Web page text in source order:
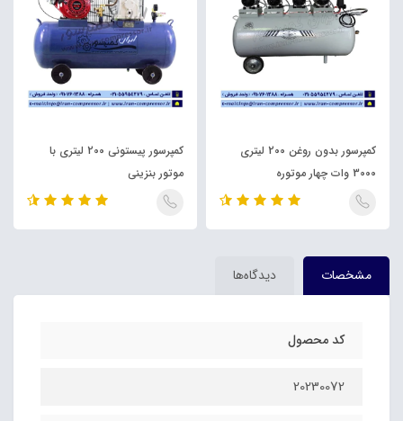
کمپرسور بدون روغن 200 لیتری
3000 وات چهار موتوره
کمپرسور پیستونی 200 لیتری با
موتور بنزینی
مشخصات دیدگاه‌ها
کد محصول
20230072